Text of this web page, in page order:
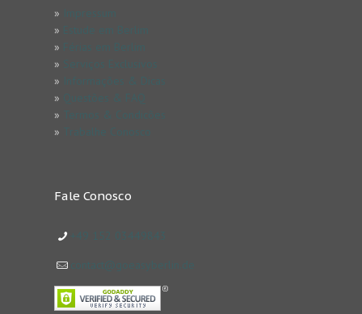
»
»
»
»
»
»
»
»
Fale Conosco